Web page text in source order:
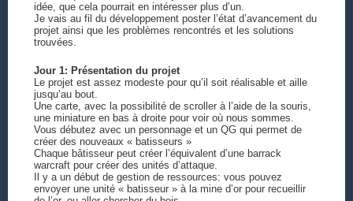
idée, que cela pourrait en intéresser plus d’un.
Je vais au fil du développement poster l’état d’avancement du
projet ainsi que les problèmes rencontrés et les solutions
trouvées.
Jour 1: Présentation du projet
Le projet est assez modeste pour qu’il soit réalisable et aille
jusqu’au bout.
Une carte, avec la possibilité de scroller à l’aide de la souris,
une miniature en bas à droite pour voir où nous sommes.
Vous débutez avec un personnage et un QG qui permet de
créer des nouveaux « batisseurs »
Chaque bâtisseur peut créer l’équivalent d’une barrack
warcraft pour créer des unités d’attaque.
Il y a un début de gestion de ressources: vous pouvez
envoyer une unité « batisseur » à la mine d’or pour recueillir